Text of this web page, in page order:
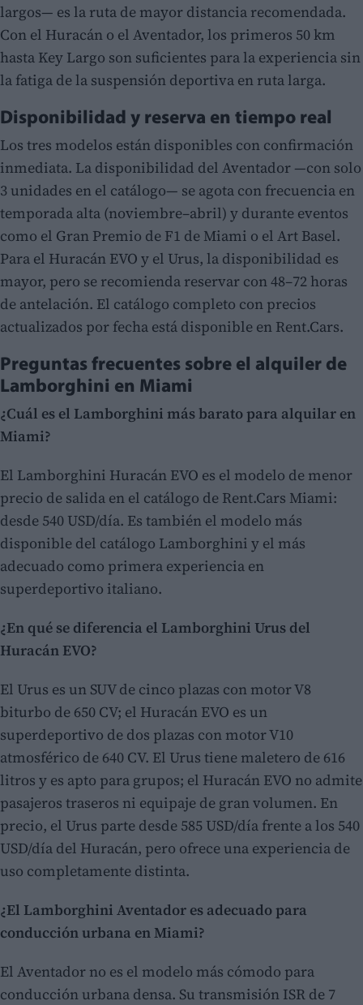
largos— es la ruta de mayor distancia recomendada.
Con el Huracán o el Aventador, los primeros 50 km
hasta Key Largo son suficientes para la experiencia sin
la fatiga de la suspensión deportiva en ruta larga.
Disponibilidad y reserva en tiempo real
Los tres modelos están disponibles con confirmación
inmediata. La disponibilidad del Aventador —con solo
3 unidades en el catálogo— se agota con frecuencia en
temporada alta (noviembre–abril) y durante eventos
como el Gran Premio de F1 de Miami o el Art Basel.
Para el Huracán EVO y el Urus, la disponibilidad es
mayor, pero se recomienda reservar con 48–72 horas
de antelación. El catálogo completo con precios
actualizados por fecha está disponible en Rent.Cars.
Preguntas frecuentes sobre el alquiler de
Lamborghini en Miami
¿Cuál es el Lamborghini más barato para alquilar en
Miami?
El Lamborghini Huracán EVO es el modelo de menor
precio de salida en el catálogo de Rent.Cars Miami:
desde 540 USD/día. Es también el modelo más
disponible del catálogo Lamborghini y el más
adecuado como primera experiencia en
superdeportivo italiano.
¿En qué se diferencia el Lamborghini Urus del
Huracán EVO?
El Urus es un SUV de cinco plazas con motor V8
biturbo de 650 CV; el Huracán EVO es un
superdeportivo de dos plazas con motor V10
atmosférico de 640 CV. El Urus tiene maletero de 616
litros y es apto para grupos; el Huracán EVO no admite
pasajeros traseros ni equipaje de gran volumen. En
precio, el Urus parte desde 585 USD/día frente a los 540
USD/día del Huracán, pero ofrece una experiencia de
uso completamente distinta.
¿El Lamborghini Aventador es adecuado para
conducción urbana en Miami?
El Aventador no es el modelo más cómodo para
conducción urbana densa. Su transmisión ISR de 7